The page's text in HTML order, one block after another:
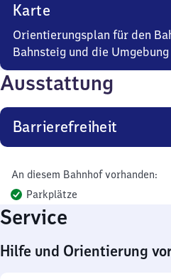
Karte
Orientierungsplan für den
Bahnsteig und die Umgebung
Ausstattung
Barrierefreiheit
An diesem Bahnhof vorhanden:
Parkplätze
Service
Hilfe und Orientierung